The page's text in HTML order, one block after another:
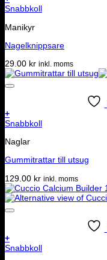
Snabbkoll
Manikyr
Nagelknippsare
29.00 kr inkl. moms
+
Snabbkoll
Naglar
Gummitrattar till utsug
129.00 kr inkl. moms
+
Snabbkoll